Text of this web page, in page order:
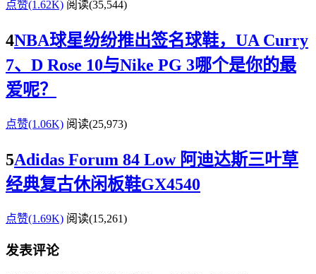
点赞(1.62K) 阅读(35,544)
4NBA球星纷纷推出签名球鞋，UA Curry
7、D Rose 10与Nike PG 3哪个是你的最
爱呢？
点赞(1.06K) 阅读(25,973)
5Adidas Forum 84 Low 阿迪达斯三叶草
经典复古休闲板鞋GX4540
点赞(1.69K) 阅读(15,261)
发表评论